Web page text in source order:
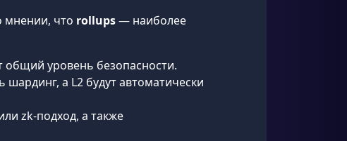
мнении, что rollups— наиболее
общий уровень безопасности.
а L2 будут автоматически
zk-подход, а также